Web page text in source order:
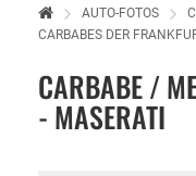
AUTO-FOTOS
CARBABES DER
CARBABE /
- MASERATI